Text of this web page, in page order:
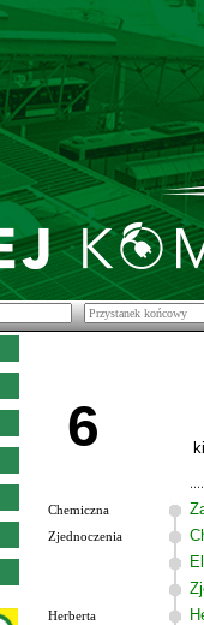
6
Chemiczna
Zjednoczenia
Herberta